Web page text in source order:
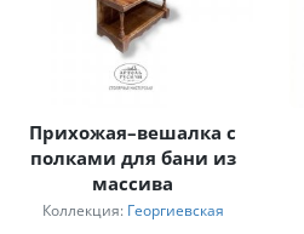
Прихожая–вешалка с
полками для бани из
массива
Коллекция: Георгиевская